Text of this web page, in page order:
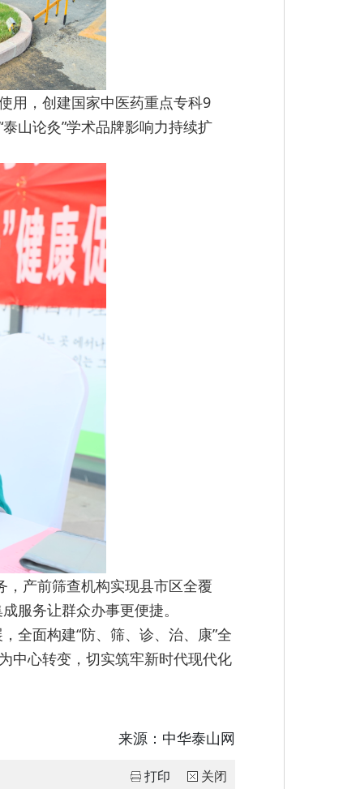
用，创建国家中医药重点专科9
山论灸”学术品牌影响力持续扩
，产前筛查机构实现县市区全覆
服务让群众办事更便捷。
全面构建“防、筛、诊、治、康”全
中心转变，切实筑牢新时代现代化
来源： 中华泰山网
关闭
打印